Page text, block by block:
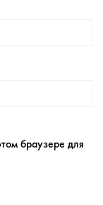
браузере для